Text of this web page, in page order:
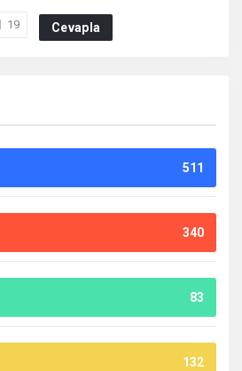
19 Cevapla
511
340
83
132